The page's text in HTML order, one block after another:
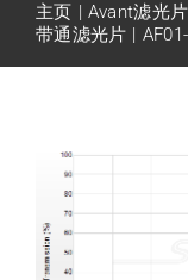
代理品牌
下载中心
新闻和活动
主页 Avant滤光
带通滤光片